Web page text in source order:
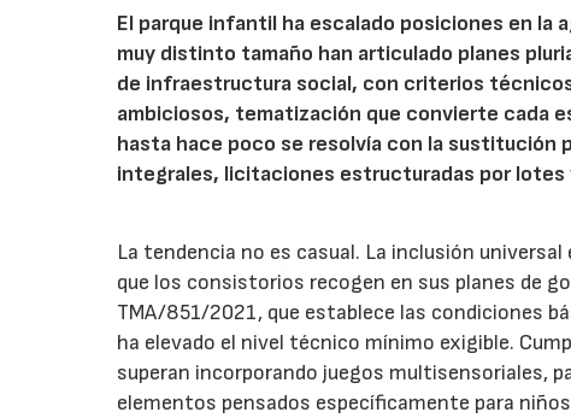
El parque infantil ha escalado posiciones en la
muy distinto tamaño han articulado planes
de infraestructura social, con criterios
ambiciosos, tematización que convierte cada
hasta hace poco se resolvía con la sustitución
integrales, licitaciones estructuradas por
La tendencia no es casual. La inclusión
que los consistorios recogen en sus planes de
TMA/851/2021, que establece las condiciones
ha elevado el nivel técnico mínimo exigible.
superan incorporando juegos multisensoriales,
elementos pensados específicamente para